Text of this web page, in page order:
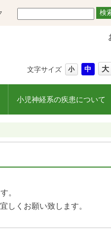
文字サイズ 小 中 大
小児神経系の疾患について
。
しくお願い致します。